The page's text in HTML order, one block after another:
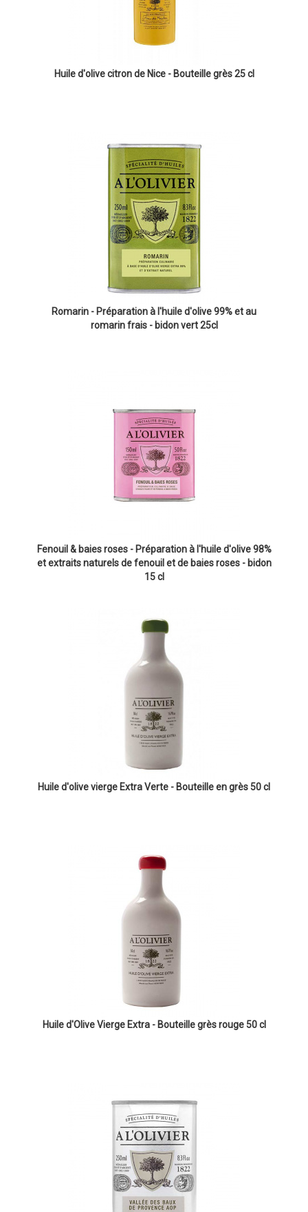
Huile d'olive citron de Nice - Bouteille grès 25 cl
Romarin - Préparation à l'huile d'olive 99% et au
romarin frais - bidon vert 25cl
Fenouil & baies roses - Préparation à l'huile d'olive 98%
et extraits naturels de fenouil et de baies roses - bidon
15 cl
Huile d'olive vierge Extra Verte - Bouteille en grès 50 cl
Huile d'Olive Vierge Extra - Bouteille grès rouge 50 cl